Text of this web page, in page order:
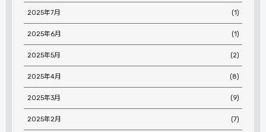
2025年7月 (1)
2025年6月 (1)
2025年5月 (2)
2025年4月 (8)
2025年3月 (9)
2025年2月 (7)